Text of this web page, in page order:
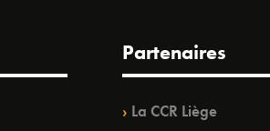
Partenaires
La CCR Liège